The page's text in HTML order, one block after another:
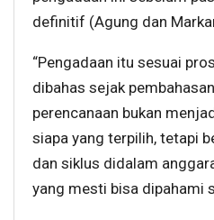
definitif (Agung dan
“Pengadaan itu sesuai
dibahas sejak
perencanaan bukan
siapa yang terpilih, tetapi
dan siklus didalam
yang mesti bisa dipahami